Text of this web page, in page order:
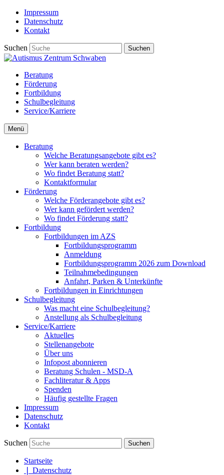
Impressum
Datenschutz
Kontakt
Suchen Suchen
Beratung
Förderung
Fortbildung
Schulbegleitung
Service/Karriere
Menü
Beratung
Welche Beratungsangebote gibt es?
Wer kann beraten werden?
Wo findet Beratung statt?
Kontaktformular
Förderung
Welche Förderangebote gibt es?
Wer kann gefördert werden?
Wo findet Förderung statt?
Fortbildung
Fortbildungen im AZS
Fortbildungsprogramm
Anmeldung
Fortbildungsprogramm 2026 zum Download
Teilnahmebedingungen
Anfahrt, Parken & Unterkünfte
Fortbildungen in Einrichtungen
Schulbegleitung
Was macht eine Schulbegleitung?
Anstellung als Schulbegleitung
Service/Karriere
Aktuelles
Stellenangebote
Über uns
Infopost abonnieren
Beratung Schulen - MSD-A
Fachliteratur & Apps
Spenden
Häufig gestellte Fragen
Impressum
Datenschutz
Kontakt
Suchen Suchen
Startseite
Datenschutz